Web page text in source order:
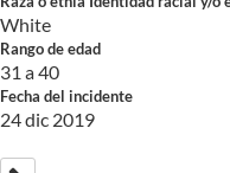
White
Rango de edad
31 a 40
Fecha del incidente
24 dic 2019